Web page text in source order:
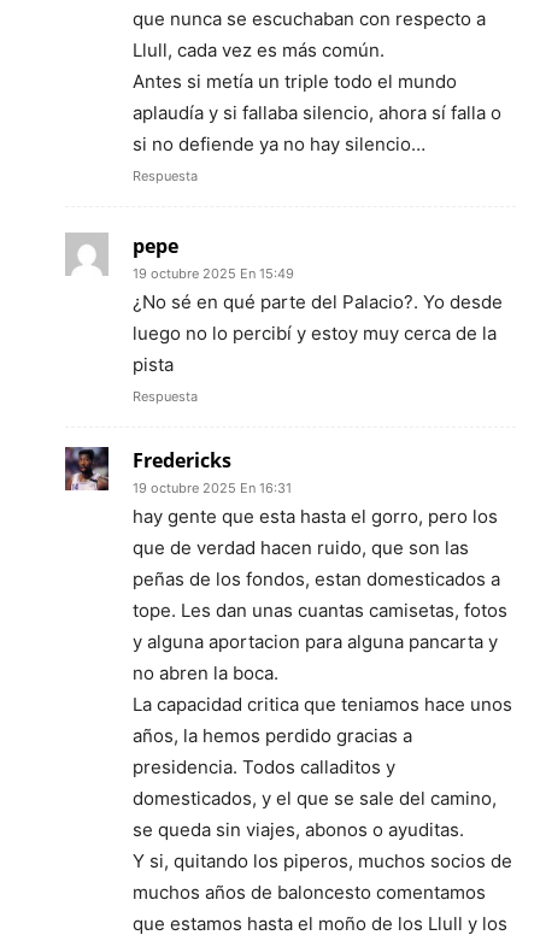
que nunca se escuchaban con respecto a
Llull, cada vez es más común.
Antes si metía un triple todo el mundo
aplaudía y si fallaba silencio, ahora sí falla o
si no defiende ya no hay silencio…
Respuesta
pepe
19 octubre 2025 En 15:49
¿No sé en qué parte del Palacio?. Yo desde
luego no lo percibí y estoy muy cerca de la
pista
Respuesta
Fredericks
19 octubre 2025 En 16:31
hay gente que esta hasta el gorro, pero los
que de verdad hacen ruido, que son las
peñas de los fondos, estan domesticados a
tope. Les dan unas cuantas camisetas, fotos
y alguna aportacion para alguna pancarta y
no abren la boca.
La capacidad critica que teniamos hace unos
años, la hemos perdido gracias a
presidencia. Todos calladitos y
domesticados, y el que se sale del camino,
se queda sin viajes, abonos o ayuditas.
Y si, quitando los piperos, muchos socios de
muchos años de baloncesto comentamos
que estamos hasta el moño de los Llull y los